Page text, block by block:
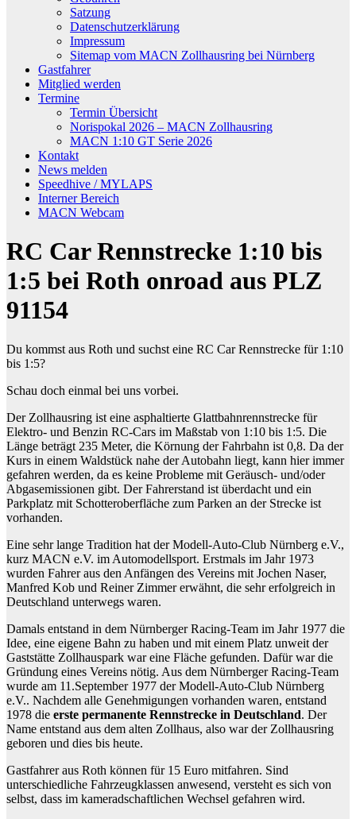
Satzung
Datenschutzerklärung
Impressum
Sitemap vom MACN Zollhausring bei Nürnberg
Gastfahrer
Mitglied werden
Termine
Termin Übersicht
Norispokal 2026 – MACN Zollhausring
MACN 1:10 GT Serie 2026
Kontakt
News melden
Speedhive / MYLAPS
Interner Bereich
MACN Webcam
RC Car Rennstrecke 1:10 bis
1:5 bei Roth onroad aus PLZ
91154
Du kommst aus Roth und suchst eine RC Car Rennstrecke für 1:10
bis 1:5?
Schau doch einmal bei uns vorbei.
Der Zollhausring ist eine asphaltierte Glattbahnrennstrecke für
Elektro- und Benzin RC-Cars im Maßstab von 1:10 bis 1:5. Die
Länge beträgt 235 Meter, die Körnung der Fahrbahn ist 0,8. Da der
Kurs in einem Waldstück nahe der Autobahn liegt, kann hier immer
gefahren werden, da es keine Probleme mit Geräusch- und/oder
Abgasemissionen gibt. Der Fahrerstand ist überdacht und ein
Parkplatz mit Schotteroberfläche zum Parken an der Strecke ist
vorhanden.
Eine sehr lange Tradition hat der Modell-Auto-Club Nürnberg e.V.,
kurz MACN e.V. im Automodellsport. Erstmals im Jahr 1973
wurden Fahrer aus den Anfängen des Vereins mit Jochen Naser,
Manfred Kob und Reiner Zimmer erwähnt, die sehr erfolgreich in
Deutschland unterwegs waren.
Damals entstand in dem Nürnberger Racing-Team im Jahr 1977 die
Idee, eine eigene Bahn zu haben und mit einem Platz unweit der
Gaststätte Zollhauspark war eine Fläche gefunden. Dafür war die
Gründung eines Vereins nötig. Aus dem Nürnberger Racing-Team
wurde am 11.September 1977 der Modell-Auto-Club Nürnberg
e.V.. Nachdem alle Genehmigungen vorhanden waren, entstand
1978 die erste permanente Rennstrecke in Deutschland. Der
Name entstand aus dem alten Zollhaus, also war der Zollhausring
geboren und dies bis heute.
Gastfahrer aus Roth können für 15 Euro mitfahren. Sind
unterschiedliche Fahrzeugklassen anwesend, versteht es sich von
selbst, dass im kameradschaftlichen Wechsel gefahren wird.